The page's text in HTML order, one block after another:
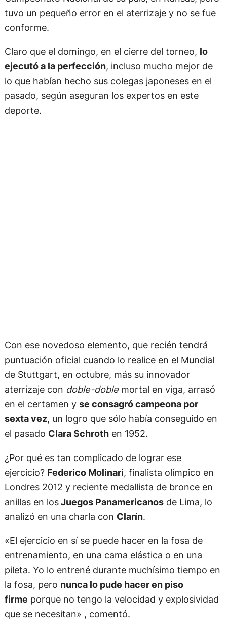
tuvo un pequeño error en el aterrizaje y no se fue
conforme.
Claro que el domingo, en el cierre del torneo, lo
ejecutó a la perfección, incluso mucho mejor de
lo que habían hecho sus colegas japoneses en el
pasado, según aseguran los expertos en este
deporte.
Con ese novedoso elemento, que recién tendrá
puntuación oficial cuando lo realice en el Mundial
de Stuttgart, en octubre, más su innovador
aterrizaje con doble-doblemortal en viga, arrasó
en el certamen y se consagró campeona por
sexta vez, un logro que sólo había conseguido en
el pasado Clara Schrothen 1952.
¿Por qué es tan complicado de lograr ese
ejercicio? Federico Molinari, finalista olímpico en
Londres 2012 y reciente medallista de bronce en
anillas en losJuegos Panamericanosde Lima, lo
analizó en una charla con Clarín.
«El ejercicio en sí se puede hacer en la fosa de
entrenamiento, en una cama elástica o en una
pileta. Yo lo entrené durante muchísimo tiempo en
la fosa, pero nunca lo pude hacer en piso
firme porque no tengo la velocidad y explosividad
que se necesitan» , comentó.